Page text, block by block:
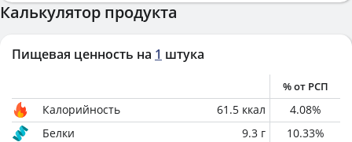
Калькулятор продукта
Пищевая ценность на 1 штука
% от РСП
Калорийность 61.5 ккал 4.08%
Белки
9.3 г 10.33%